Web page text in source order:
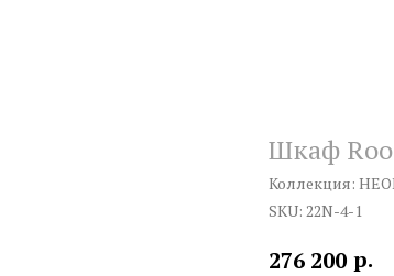
Шкаф
Коллекция:
SKU: 22N-4-1
276 200 р.